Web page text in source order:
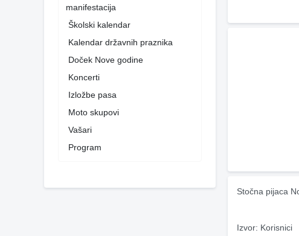
manifestacija
Školski kalendar
Kalendar državnih praznika
Doček Nove godine
Koncerti
Izložbe pasa
Moto skupovi
Vašari
Program
Stočna pijaca
Izvor: Korisnici